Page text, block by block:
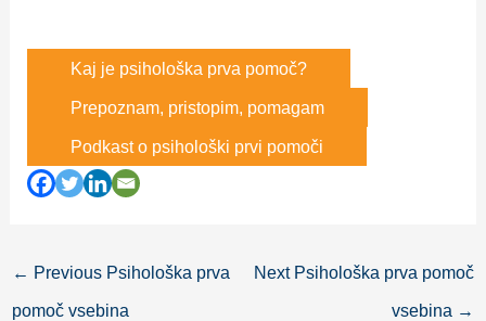
Kaj je psihološka prva pomoč?
Prepoznam, pristopim, pomagam
Podkast o psihološki prvi pomoči
← Previous Psihološka prva
pomoč vsebina
Next Psihološka prva pomoč
vsebina →